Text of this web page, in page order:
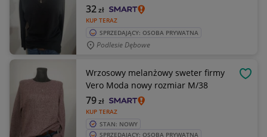
KUP TERAZ
32zł
SPRZEDAJĄCY: OSOBA PRYWATNA
Podlesie Dębowe
Wrzosowy melanżowy sweter firmy
Vero Moda nowy rozmiar M/38
KUP TERAZ
79zł
STAN: NOWY
SPRZEDAJĄCY: OSOBA PRYWATNA